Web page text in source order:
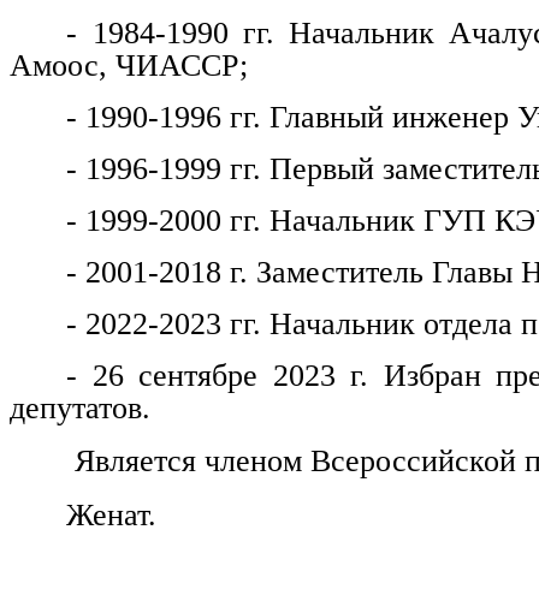
- 1984-1990 гг. Начальник
Амоос, ЧИАССР;
- 1990-1996 гг. Главный
- 1996-1999 гг. Первый
- 1999-2000 гг. Начальник ГУП
- 2001-2018 г. Заместитель Главы
- 2022-2023 гг. Начальник
- 26 сентябре 2023 г. Избран
депутатов.
Является членом Всероссийской
Женат.